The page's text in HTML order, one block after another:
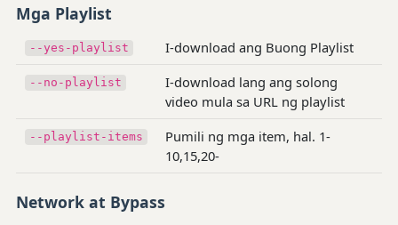
Mga Playlist
--yes-playlist I-download ang Buong Playlist
--no-playlist
I-download lang ang solong
video mula sa URL ng playlist
--playlist-items
Pumili ng mga item, hal. 1-
10,15,20-
Network at Bypass